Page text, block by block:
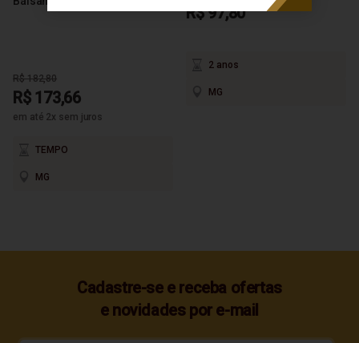
R$ 182,80
R$ 173,66
em até 2x sem juros
TEMPO
MG
R$ 97,80
2 anos
MG
Cadastre-se e receba ofertas
e novidades por e-mail